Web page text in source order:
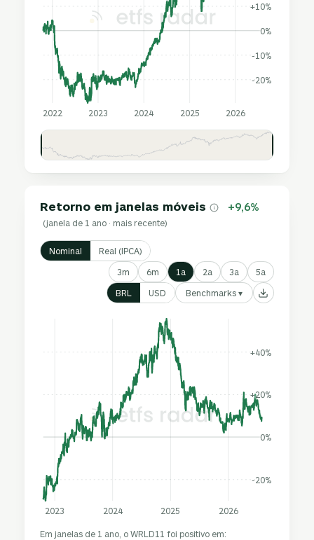
-20%
-10%
0%
+10%
2022 2023 2024 2025 2026
Retorno em janelas móveis +9,6%
(janela de 1 ano · mais recente)
Nominal Real (IPCA)
3m 6m 1a 2a 3a 5a
BRL USD Benchmarks ▾
-20%
0%
+20%
+40%
2023 2024 2025 2026
Em janelas de 1 ano, o WRLD11 foi positivo em: